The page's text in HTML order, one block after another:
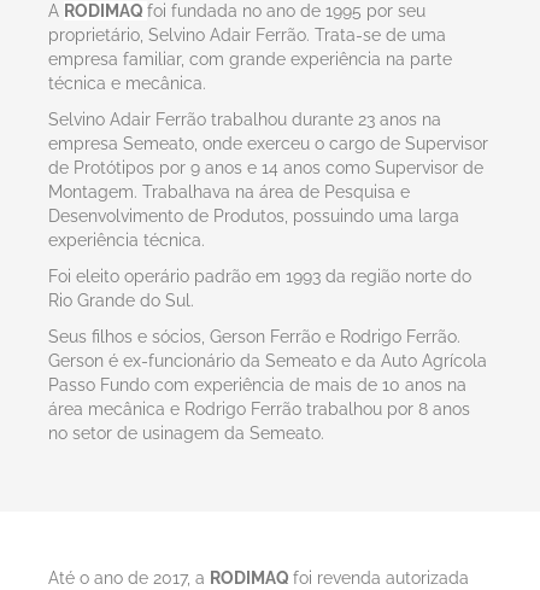
A RODIMAQ foi fundada no ano de 1995 por seu
proprietário, Selvino Adair Ferrão. Trata-se de uma
empresa familiar, com grande experiência na parte
técnica e mecânica.
Selvino Adair Ferrão trabalhou durante 23 anos na
empresa Semeato, onde exerceu o cargo de Supervisor
de Protótipos por 9 anos e 14 anos como Supervisor de
Montagem. Trabalhava na área de Pesquisa e
Desenvolvimento de Produtos, possuindo uma larga
experiência técnica.
Foi eleito operário padrão em 1993 da região norte do
Rio Grande do Sul.
Seus filhos e sócios, Gerson Ferrão e Rodrigo Ferrão.
Gerson é ex-funcionário da Semeato e da Auto Agrícola
Passo Fundo com experiência de mais de 10 anos na
área mecânica e Rodrigo Ferrão trabalhou por 8 anos
no setor de usinagem da Semeato.
Até o ano de 2017, a RODIMAQ foi revenda autorizada